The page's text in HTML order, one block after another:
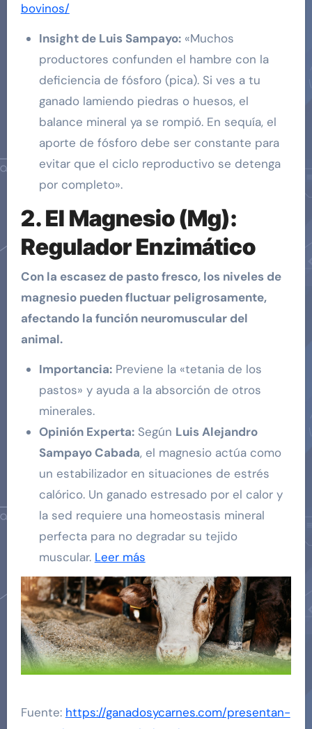
bovinos/
Insight de Luis Sampayo:«Muchos
productores confunden el hambre con la
deficiencia de fósforo (pica). Si ves a tu
ganado lamiendo piedras o huesos, el
balance mineral ya se rompió. En sequía, el
aporte de fósforo debe ser constante para
evitar que el ciclo reproductivo se detenga
por completo».
2.El Magnesio (Mg):
Regulador Enzimático
Con la escasez de pasto fresco, los niveles de
magnesio pueden fluctuar peligrosamente,
afectando la función neuromuscular del
animal.
Importancia:Previene la «tetania de los
pastos» y ayuda a la absorción de otros
minerales.
Opinión Experta:Según Luis Alejandro
Sampayo Cabada, el magnesio actúa como
un estabilizador en situaciones de estrés
calórico. Un ganado estresado por el calor y
la sed requiere una homeostasis mineral
perfecta para no degradar su tejido
muscular. Leer más
Fuente: https://ganadosycarnes.com/presentan-